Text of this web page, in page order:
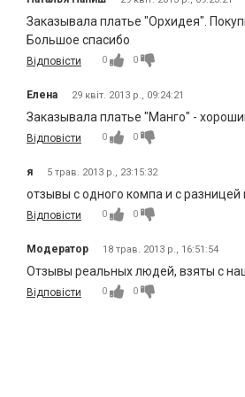
Заказывала платье "Орхидея".
Большое спасибо
Відповісти 0 0
Елена 29 квіт. 2013 р., 09:24:21
Заказывала платье "Манго" -
Відповісти 0 0
я 5 трав. 2013 р., 23:15:32
отзывы с одного компа и с разницей
Відповісти 0 0
Модератор 18 трав. 2013 р., 16:51:54
Отзывы реальных людей, взяты с
Відповісти 0 0